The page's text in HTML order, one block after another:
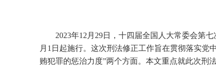
2023年12 月 29日，十四届全国人大常委会第
月 1 日起施行。这次刑法修正工作旨在贯彻落实党
贿犯罪的惩治力度”两个方面。本文重点就此次刑